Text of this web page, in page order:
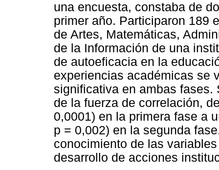
una encuesta, constaba de
primer año. Participaron 189
de Artes, Matemáticas,
de la Información de una
de autoeficacia en la
experiencias académicas se
significativa en ambas fases.
de la fuerza de correlación,
0,0001) en la primera fase a
p = 0,002) en la segunda
conocimiento de las
desarrollo de acciones